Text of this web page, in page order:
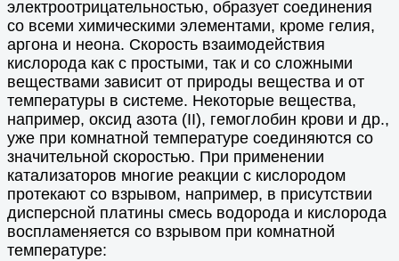
электроотрицательностью, образует соединения
со всеми химическими элементами, кроме гелия,
аргона и неона. Скорость взаимодействия
кислорода как с простыми, так и со сложными
веществами зависит от природы вещества и от
температуры в системе. Некоторые вещества,
например, оксид азота (II), гемоглобин крови и др.,
уже при комнатной температуре соединяются со
значительной скоростью. При применении
катализаторов многие реакции с кислородом
протекают со взрывом, например, в присутствии
дисперсной платины смесь водорода и кислорода
воспламеняется со взрывом при комнатной
температуре: